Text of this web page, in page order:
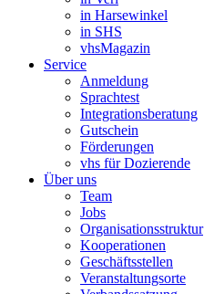
in Harsewinkel
in SHS
vhsMagazin
Service
Anmeldung
Sprachtest
Integrationsberatung
Gutschein
Förderungen
vhs für Dozierende
Über uns
Team
Jobs
Organisationsstruktur
Kooperationen
Geschäftsstellen
Veranstaltungsorte